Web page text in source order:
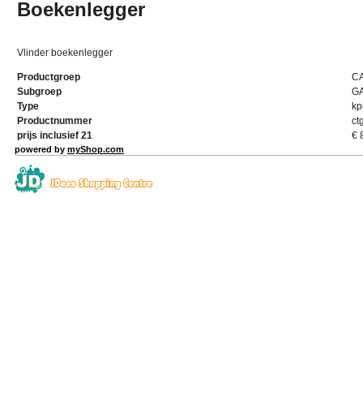
Boekenlegger
Vlinder boekenlegger
Productgroep
Subgroep
Type
Productnummer
prijs inclusief 21
€
powered by myShop.com